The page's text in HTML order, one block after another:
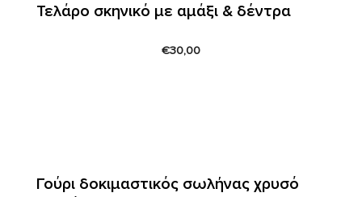
Τελάρο σκηνικό με αμάξι & δέντρα
€30,00
Γούρι δοκιμαστικός σωλήνας χρυσό